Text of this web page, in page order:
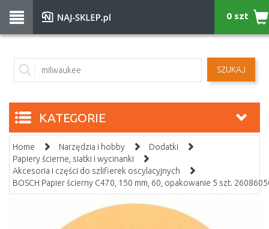
SZUKAJ
0 szt
KATEGORIE
Home Narzędzia i hobby
Dodatki
Papiery ścierne, siatki i wycinanki
Akcesoria i części do szlifierek oscylacyjnych
BOSCH Papier ścierny C470, 150 mm, 60, opakowanie 5 szt.